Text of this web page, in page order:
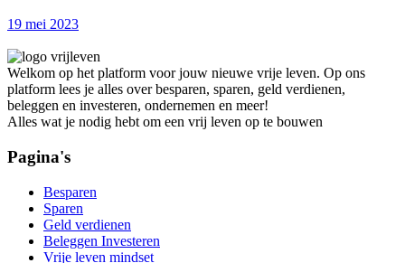
19 mei 2023
Welkom op het platform voor jouw nieuwe vrije leven. Op ons
platform lees je alles over besparen, sparen, geld verdienen,
beleggen en investeren, ondernemen en meer!
Alles wat je nodig hebt om een vrij leven op te bouwen
Pagina's
Besparen
Sparen
Geld verdienen
Beleggen Investeren
Vrije leven mindset